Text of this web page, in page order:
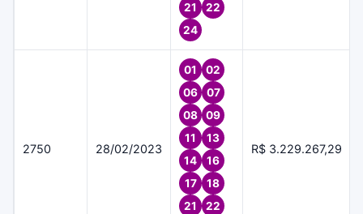
21
22
24
2750 28/02/2023
01
02
06
07
08
09
11
13
14
16
17
18
21
22
R$ 3.229.267,29